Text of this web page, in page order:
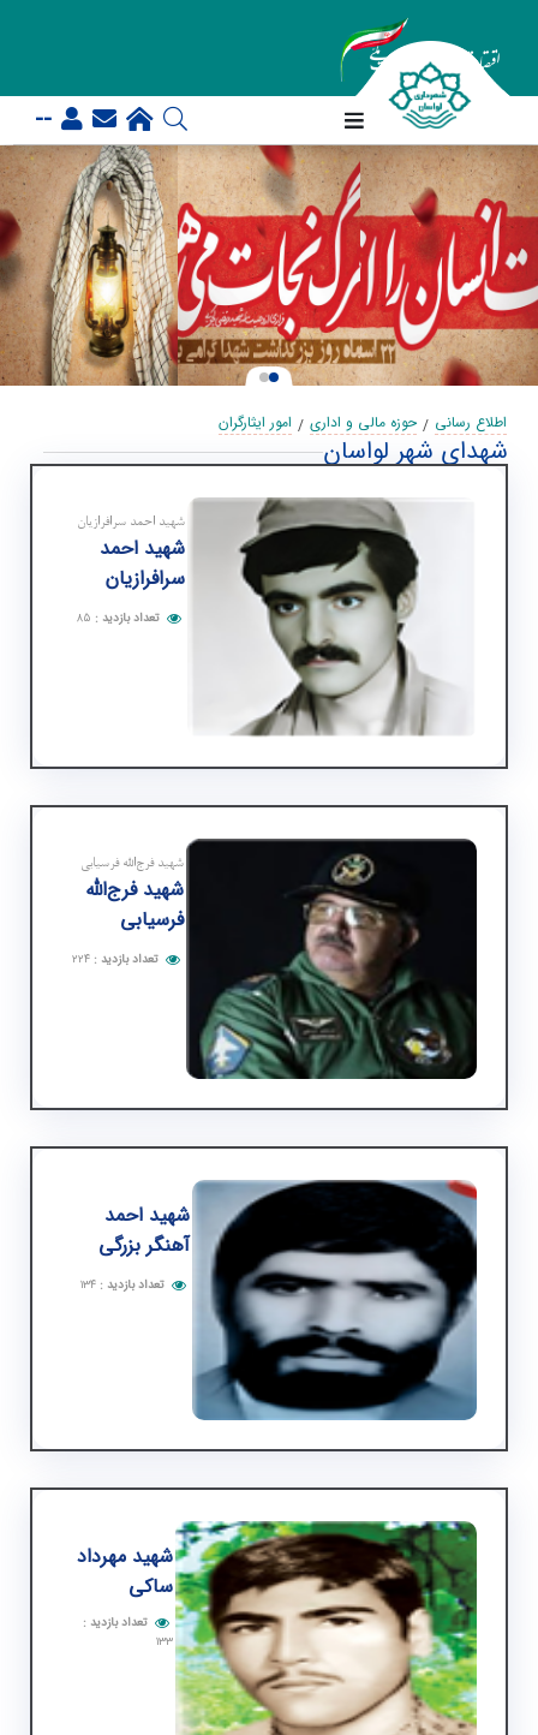
--
اطلاع رسانی حوزه مالی و اداری امور ایثارگران
شهدای شهر لواسان
شهید احمد سرافرازیان
شهید احمد
سرافرازیان
تعداد بازدید : ۸۵
شهید فرج‌الله فرسیابی
شهید فرج‌الله
فرسیابی
تعداد بازدید :۲۲۴
شهید احمد
آهنگر بزرگی
تعداد بازدید : ۱۳۴
شهید مهرداد
ساكی
تعداد بازدید :
۱۳۳